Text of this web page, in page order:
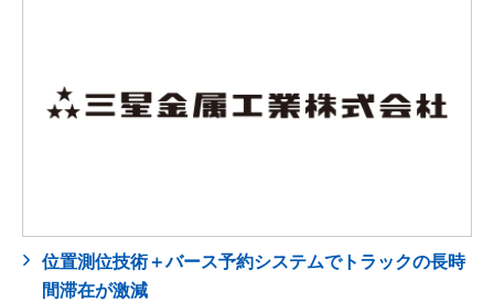
位置測位技術＋バース予約システムでトラックの長時
間滞在が激減